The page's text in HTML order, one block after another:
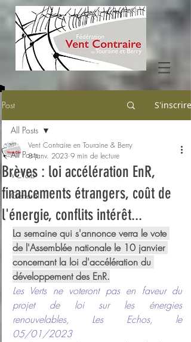
Post S'inscrire
All Posts
VCT&B
Général
All Posts
Brèves : loi accélération EnR,
financements étrangers, coût de
l'énergie, conflits intérêt...
Vent Contraire en Touraine & Berry
8 janv. 2023 9 min de lecture
La semaine qui s'annonce verra le vote
de l'Assemblée nationale le 10 janvier
concernant la loi d'accélération du
développement des EnR.
Les Verts ne voteront pas en faveur du
projet de loi sur les énergies
renouvelables, Les Echos, le
05/01/2023